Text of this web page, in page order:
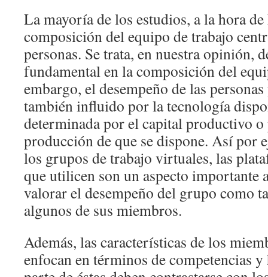
La mayoría de los estudios, a la hora
composición del equipo de trabajo
personas. Se trata, en nuestra opinión,
fundamental en la composición del
embargo, el desempeño de las
también influido por la tecnología
determinada por el capital productivo
producción de que se dispone. Así por
los grupos de trabajo virtuales, las
que utilicen son un aspecto importante
valorar el desempeño del grupo como
algunos de sus miembros.
Además, las características de los
enfocan en términos de competencias